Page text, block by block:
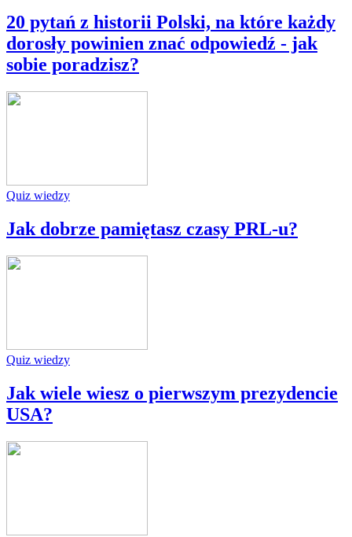
20 pytań z historii Polski, na które każdy
dorosły powinien znać odpowiedź - jak
sobie poradzisz?
Quiz wiedzy
Jak dobrze pamiętasz czasy PRL-u?
Quiz wiedzy
Jak wiele wiesz o pierwszym prezydencie
USA?